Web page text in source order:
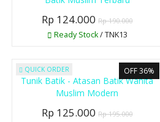
Rp 124.000 Rp 190.000
Ready Stock/ TNK13
OFF 36%
QUICK ORDER
Tunik Batik - Atasan Batik Wanita
Muslim Modern
Rp 125.000 Rp 195.000